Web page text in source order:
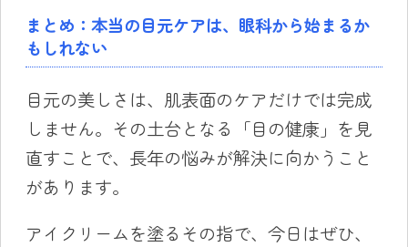
まとめ：本当の目元ケアは、眼科から始まるか
もしれない
目元の美しさは、肌表面のケアだけでは完成
しません。その土台となる「目の健康」を見
直すことで、長年の悩みが解決に向かうこと
があります。
アイクリームを塗るその指で、今日はぜひ、